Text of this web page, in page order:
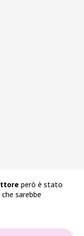
però è stato
sarebbe